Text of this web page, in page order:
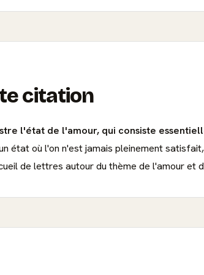
citation
l'état de l'amour, qui consiste
état où l'on n'est jamais pleinement
de lettres autour du thème de l'amour et